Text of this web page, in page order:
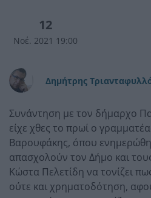
12
Νοέ. 2021 19:00
Δημήτρης
Συνάντηση με τον δήμαρχο
είχε χθες το πρωί ο
Βαρουφάκης, όπου
απασχολούν τον Δήμο και
Κώστα Πελετίδη να τονίζει
ούτε και χρηματοδότηση,